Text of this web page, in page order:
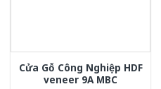
Cửa Gỗ Công Nghiệp HDF
veneer 9A MBC